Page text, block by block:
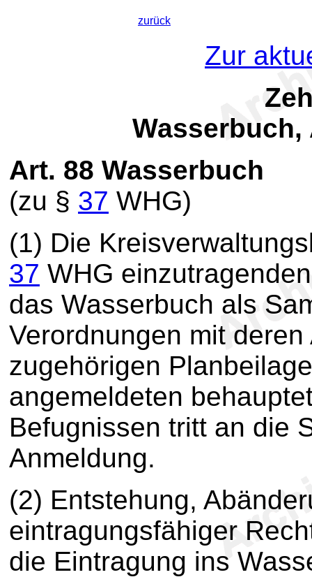
zurück
Zur
Art. 88 Wasserbuch
(zu § 37 WHG)
(1) Die
37 WHG
das Wasserbuch als
Verordnungen mit
zugehörigen
angemeldeten
Befugnissen tritt an die
Anmeldung.
(2) Entstehung,
eintragungsfähiger
die Eintragung ins